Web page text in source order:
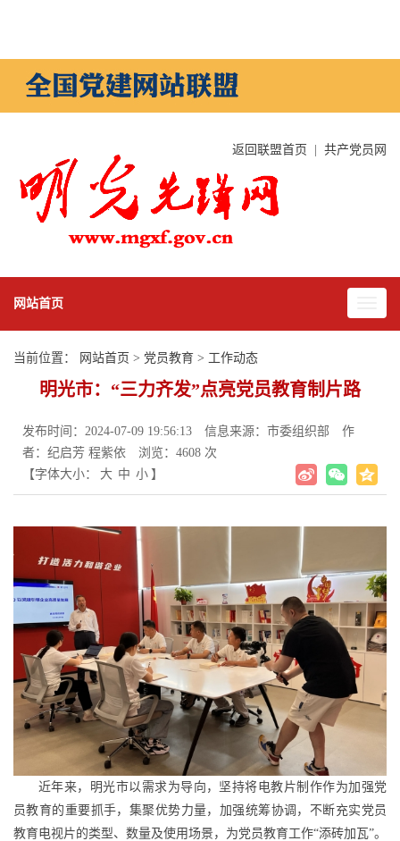
返回联盟首页 共产党员网
网站首页
当前位置： 网站首页 > 党员教育 > 工作动态
明光市：“三力齐发”点亮党员教育制片路
发布时间：2024-07-09 19:56:13 信息来源：市委组织部
作
者：纪启芳 程紫依
浏览：4608 次
【字体大小：
大 中 小 】
近年来，明光市以需求为导向，坚持将电教片制作作为加强党
员教育的重要抓手，集聚优势力量，加强统筹协调，不断充实党员
教育电视片的类型、数量及使用场景，为党员教育工作“添砖加瓦”。